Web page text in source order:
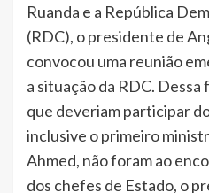
Ruanda e a República
(RDC), o presidente de
convocou uma reunião
a situação da RDC.
que deveriam participar
inclusive o primeiro
Ahmed, não foram ao
dos chefes de Estado, o